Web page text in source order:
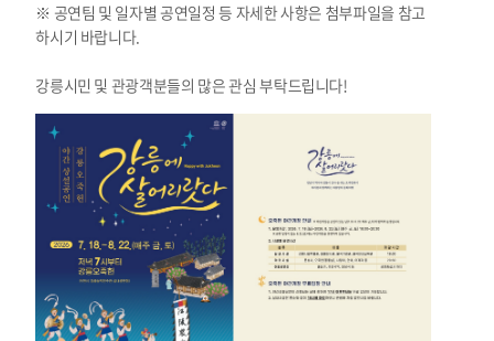
※ 공연팀 및 일자별 공연일정 등 자세한 사항은 첨부파일을 참고
하시기 바랍니다.
강릉시민 및 관광객분들의 많은 관심 부탁드립니다!